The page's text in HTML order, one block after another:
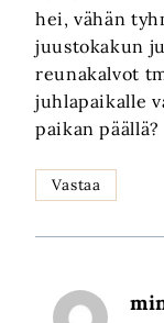
hei, vähän
juustokakun
reunakalvot
juhlapaikalle
paikan päällä?
Vastaa